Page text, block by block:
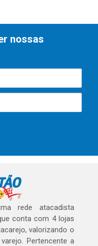
nossas
rede atacadista
conta com 4 lojas
valorizando o
Pertencente a